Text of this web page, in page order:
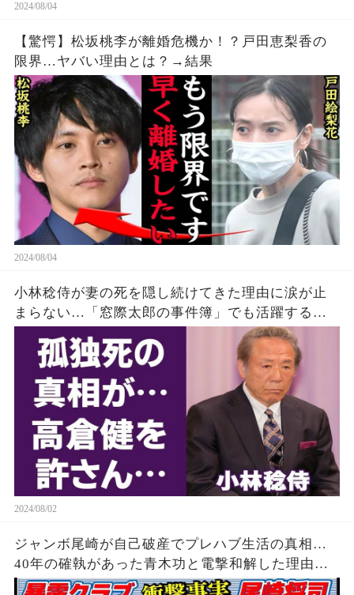
2024/08/04
【驚愕】松坂桃李が離婚危機か！？戸田恵梨香の
限界…ヤバい理由とは？→結果
2024/08/04
小林稔侍が妻の死を隠し続けてきた理由に涙が止
まらない…「窓際太郎の事件簿」でも活躍する俳
優の死ぬまで慕い続けた高倉健が10年後にやっと
明かした不満に一同驚愕！
2024/08/02
ジャンボ尾崎が自己破産でプレハブ生活の真相…
40年の確執があった青木功と電撃和解した理由に
驚きを隠せない…「ゴルフ」もままならない現在